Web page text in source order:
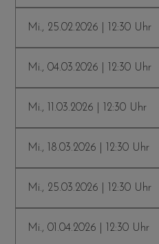
Mi., 25.02.2026 | 12:30 Uhr
Mi., 04.03.2026 | 12:30 Uhr
Mi., 11.03.2026 | 12:30 Uhr
Mi., 18.03.2026 | 12:30 Uhr
Mi., 25.03.2026 | 12:30 Uhr
Mi., 01.04.2026 | 12:30 Uhr